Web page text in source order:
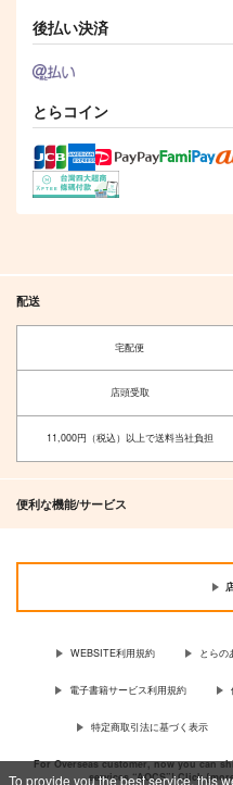
To provide you the best service, this
後払い決済
とらコイン
配送
宅配便
店頭受取
11,000円（税込）以上で送料当社負担
便利な機能/サービス
WEBSITE利用規約 とらの
電子書籍サービス利用規約
特定商取引法に基づく表示
For Overseas customer, now you can
services “AOCS”! Click